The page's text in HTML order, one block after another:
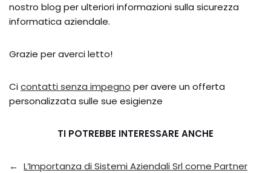
nostro blog per ulteriori informazioni sulla sicurezza
informatica aziendale.
Grazie per averci letto!
Cicontatti senza impegno per avere un offerta
personalizzata sulle sue esigienze
TI POTREBBE INTERESSARE ANCHE
← L’Importanza di Sistemi Aziendali Srl come Partner